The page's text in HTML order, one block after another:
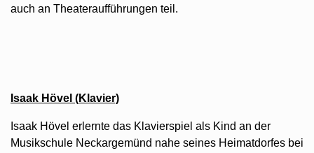
auch an Theateraufführungen teil.
Isaak Hövel (Klavier)
Isaak Hövel erlernte das Klavierspiel als Kind an der
Musikschule Neckargemünd nahe seines Heimatdorfes bei